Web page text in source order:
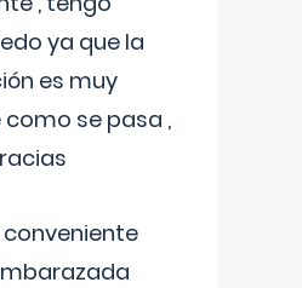
ya que la
es muy
como se pasa ,